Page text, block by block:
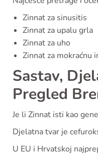
Zinnat za sinusitis
Zinnat za upalu grla
Zinnat za uho
Zinnat za mokraćnu
Sastav,
Pregled
Je li Zinnat isti kao
Djelatna tvar je
U EU i Hrvatskoj